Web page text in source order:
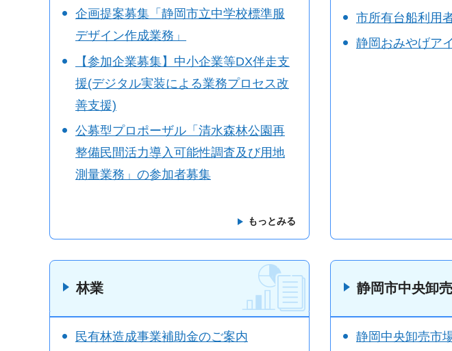
企画提案募集「静岡市立中学校標準服
デザイン作成業務」
【参加企業募集】中小企業等DX伴走支
援(デジタル実装による業務プロセス改
善支援)
公募型プロポーザル「清水森林公園再
整備民間活力導入可能性調査及び用地
測量業務」の参加者募集
もっとみる
市所有台船利用
静岡おみやげア
林業
民有林造成事業補助金のご案内
静岡市中央卸
静岡中央卸売市